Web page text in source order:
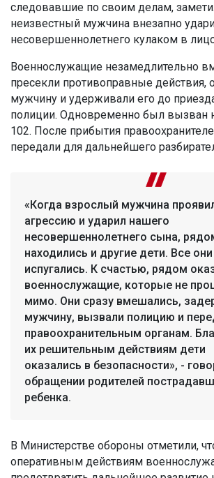
следовавшие по своим делам,
неизвестный мужчина внезапно
несовершеннолетнего кулаком в
Военнослужащие незамедлительно
пресекли противоправные действия,
мужчину и удерживали его до
полиции. Одновременно был вызван
102. После прибытия
передали для дальнейшего
«Когда взрослый мужчина
агрессию и ударил нашего
несовершеннолетнего сына,
находились и другие дети. Все
испугались. К счастью, рядом
военнослужащие, которые не
мимо. Они сразу вмешались,
мужчину, вызвали полицию и
правоохранительным органам.
их решительным действиям дети
оказались в безопасности», -
обращении родителей
ребенка.
В Министерстве обороны отметили,
оперативным действиям